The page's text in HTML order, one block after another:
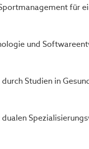
für
und
Studien in